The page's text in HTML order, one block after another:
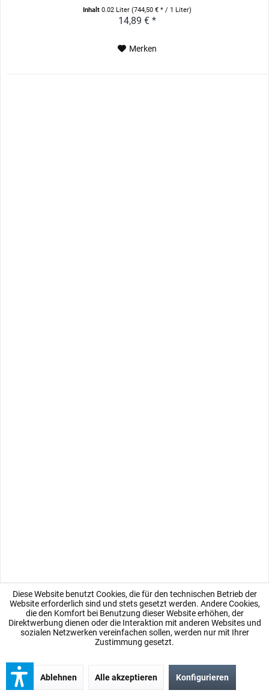
Inhalt0.02 Liter(744,50 € * / 1 Liter)
14,89 € *
Merken
Probe, 2ml SIX - UNISEX - 10er Pack
Parfum Probe Sprüher, 2ml, 10er Pack UNISEX SIX Aromatisch,
Zitrisch, Mediterran, Würzig - OUD Tauchen Sie tief ein in die
Faszination arabischer Aromen und erleben Sie das Temperament
des Orients mit seinen animalischen Zügen. In der...
Diese Website benutzt Cookies, die für den technischen Betrieb der
Website erforderlich sind und stets gesetzt werden. Andere Cookies,
die den Komfort bei Benutzung dieser Website erhöhen, der
Direktwerbung dienen oder die Interaktion mit anderen Websites und
sozialen Netzwerken vereinfachen sollen, werden nur mit Ihrer
Zustimmung gesetzt.
Ablehnen Alle akzeptieren Konfigurieren